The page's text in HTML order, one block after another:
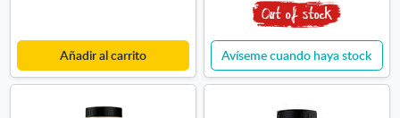
Añadir al carrito Avíseme cuando haya stock